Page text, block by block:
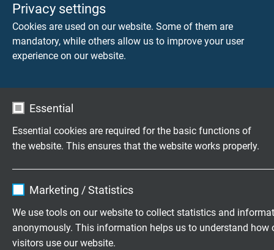
Privacy settings
Cookies are used on our website. Some of them are
mandatory, while others allow us to improve your user
experience on our website.
Essential
Essential cookies are required for the basic functions of
the website. This ensures that the website works properly.
Expire 1 year
Marketing / Statistics
We use tools on our website to collect statistics and
anonymously. This information helps us to understand how
visitors use our website.
CATALOGUS DOWNLOADEN (PDF)
Vragen over onze producten?
Flexibele speciaalkabels op maat
ontwikkeld
Familiebedrijf sinds 1947